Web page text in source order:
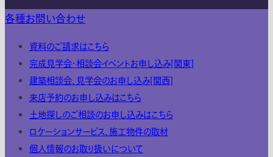
各種お問い合わせ
資料のご請求はこちら
完成見学会・相談会イベントお申し込み[関東]
建築相談会、見学会のお申し込み[関西]
来店予約のお申し込みはこちら
土地探しのご相談のお申し込みはこちら
ロケーションサービス、施工物件の取材
個人情報のお取り扱いについて